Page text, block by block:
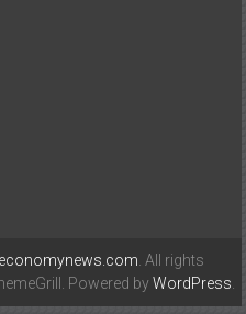
. All rights
Powered byWordPress